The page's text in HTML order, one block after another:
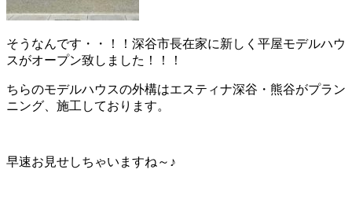
そうなんです・・！！深谷市長在家に新しく平屋モデルハウ
スがオープン致しました！！！
ちらのモデルハウスの外構はエスティナ深谷・熊谷がプラン
ニング、施工しております。
早速お見せしちゃいますね～♪